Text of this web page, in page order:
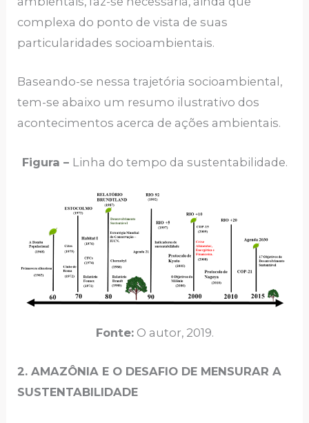
complexa do ponto de vista de suas
particularidades socioambientais.
Baseando-se nessa trajetória socioambiental,
tem-se abaixo um resumo ilustrativo dos
acontecimentos acerca de ações ambientais.
Figura – Linha do tempo da sustentabilidade.
Fonte:O autor, 2019.
2. AMAZÔNIA E O DESAFIO DE MENSURAR A
SUSTENTABILIDADE